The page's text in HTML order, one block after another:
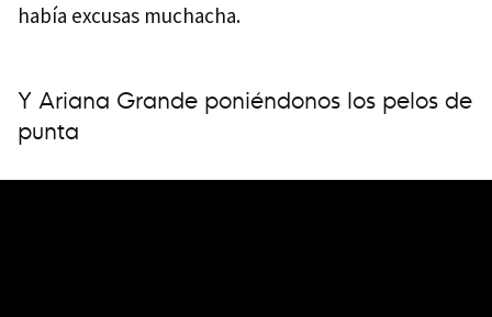
había excusas muchacha.
Y Ariana Grande poniéndonos los pelos de
punta